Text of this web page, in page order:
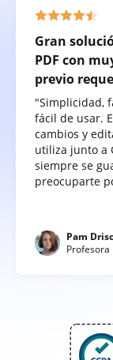
Gran
PDF con
previo
"Simplicidad,
fácil de usar.
cambios y
utiliza junto a
siempre se
preocuparte
Pam
Profesora